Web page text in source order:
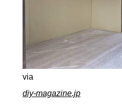
via
diy-magazine.jp